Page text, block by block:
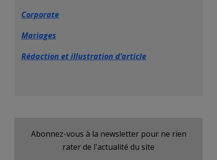
Corporate
Mariages
Rédaction et illustration d’article
Abonnez-vous à la newsletter pour ne rien
rater de l'actualité du site